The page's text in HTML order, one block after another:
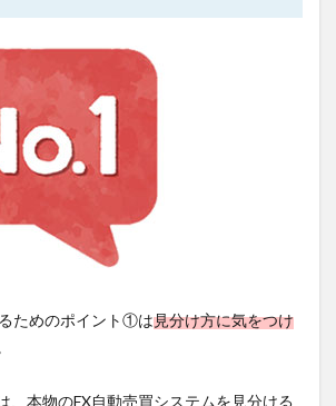
ためのポイント①は見分け方に気をつけ
、本物のFX自動売買システムを見分ける